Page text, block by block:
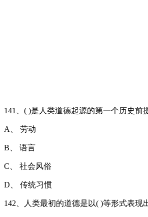
141、( )是人类道德起源的第一个历史
A、 劳动
B、 语言
C、 社会风俗
D、 传统习惯
142、人类最初的道德是以( )等形式表